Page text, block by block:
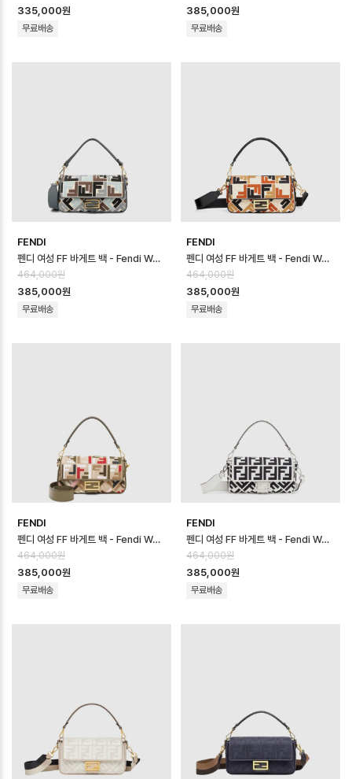
335,000원
무료배송
385,000원
무료배송
FENDI
펜디 여성 FF 바게트 백 - Fendi Womens FF Baguette Bag - fe…
464,000원
385,000원
무료배송
FENDI
펜디 여성 FF 바게트 백 - Fendi Womens FF Baguette Bag - fe…
464,000원
385,000원
무료배송
FENDI
펜디 여성 FF 바게트 백 - Fendi Womens FF Baguette Bag - fe…
464,000원
385,000원
무료배송
FENDI
펜디 여성 FF 바게트 백 - Fendi Womens FF Baguette Bag - fe…
464,000원
385,000원
무료배송